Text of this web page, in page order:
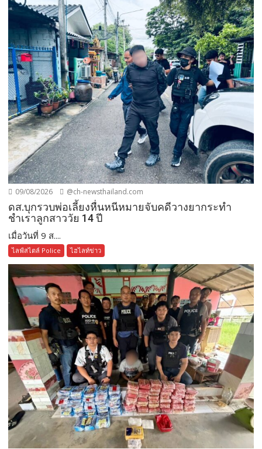
09/08/2026 @ch-newsthailand.com
ดส.บุกรวบพ่อเลี้ยงหื่นหนีหมายจับคดีวางยากระทำ
ชำเราลูกสาววัย 14 ปี
เมื่อวันที่ 9 ส....
ไลฟ์สไตล์ Police ไฮไลท์ข่าว